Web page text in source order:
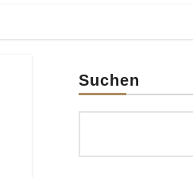
Suchen